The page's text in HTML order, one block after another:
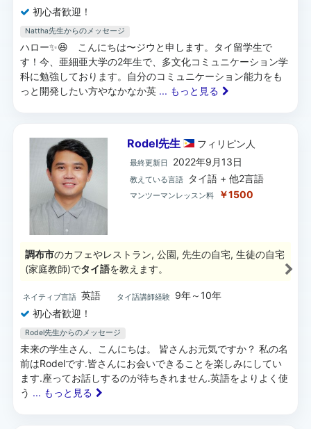
初心者歓迎！
Nattha先生からのメッセージ
ハロー✨😆 こんにちは〜ジウと申します。タイ留学生で
す！今、亜細亜大学の2年生で、多文化コミュニケーション学
科に勉強しております。自分のコミュニケーション能力をも
っと開発したい方やなかなか英 ... もっと見る
Rodel先生 フィリピン 人
最終更新日 2022年9月13日
教えている言語 タイ語 + 他2言語
マンツーマンレッスン料 ￥1500
調布市のカフェやレストラン, 公園, 先生の自宅, 生徒の自宅
(家庭教師)でタイ語を教えます。
ネイティブ言語 英語 タイ語講師経験
9年～10年
初心者歓迎！
Rodel先生からのメッセージ
未来の学生さん、こんにちは。 皆さんお元気ですか？ 私の名
前はRodelです.皆さんにお会いできることを楽しみにしてい
ます.座ってお話しするのが待ちきれません.英語をよりよく使
う ... もっと見る